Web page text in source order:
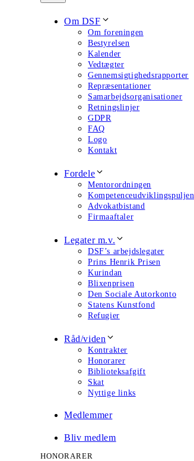
Om DSF
Om foreningen
Bestyrelsen
Kalender
Vedtægter
Gennemsigtighedsrapporter
Repræsentationer
Samarbejdsorganisationer
Retningslinjer
GDPR
FAQ
Logo
Kontakt
Fordele
Mentorordningen
Kompetenceudviklingspuljen
Advokatbistand
Firmaaftaler
Legater m.v.
DSF’s arbejdslegater
Prins Henrik Prisen
Kurindan
Blixenprisen
Den Sociale Autorkonto
Statens Kunstfond
Refugier
Råd/viden
Kontrakter
Honorarer
Biblioteksafgift
Skat
Nyttige links
Medlemmer
Bliv medlem
HONORARER